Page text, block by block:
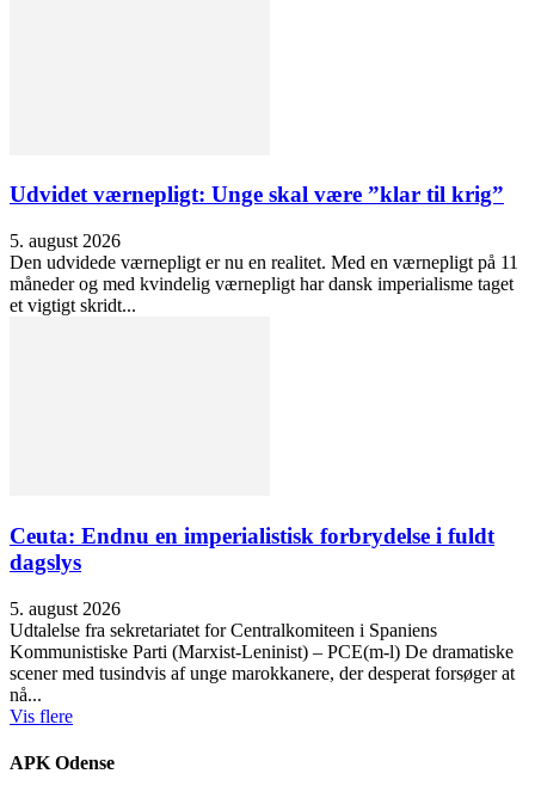
Udvidet værnepligt: Unge skal være ”klar til krig”
5. august 2026
Den udvidede værnepligt er nu en realitet. Med en værnepligt på 11
måneder og med kvindelig værnepligt har dansk imperialisme taget
et vigtigt skridt...
Ceuta: Endnu en imperialistisk forbrydelse i fuldt
dagslys
5. august 2026
Udtalelse fra sekretariatet for Centralkomiteen i Spaniens
Kommunistiske Parti (Marxist-Leninist) – PCE(m-l) De dramatiske
scener med tusindvis af unge marokkanere, der desperat forsøger at
nå...
Vis flere
APK Odense